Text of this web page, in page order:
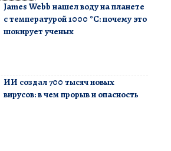
James Webb нашел воду на планете
с температурой 1000 °C: почему это
шокирует ученых
ИИ создал 700 тысяч новых
вирусов: в чем прорыв и опасность